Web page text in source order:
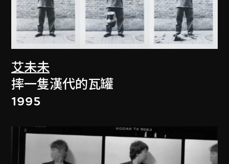
艾未未
摔一隻漢代的瓦罐
1995